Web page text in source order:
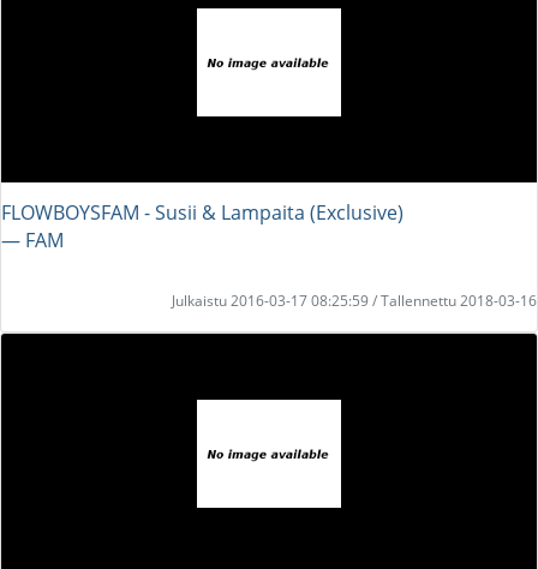
FLOWBOYSFAM - Susii & Lampaita (Exclusive)
― FAM
Julkaistu 2016-03-17 08:25:59 / Tallennettu 2018-03-16